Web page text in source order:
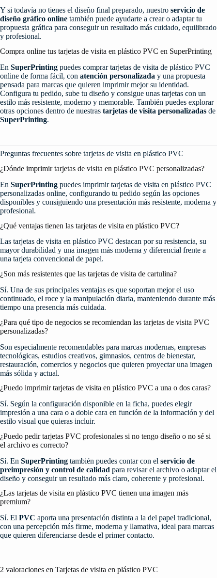
Y si todavía no tienes el diseño final preparado, nuestro servicio de
diseño gráfico online también puede ayudarte a crear o adaptar tu
propuesta gráfica para conseguir un resultado más cuidado, equilibrado
y profesional.
Compra online tus tarjetas de visita en plástico PVC en SuperPrinting
En SuperPrinting puedes comprar tarjetas de visita de plástico PVC
online de forma fácil, con atención personalizada y una propuesta
pensada para marcas que quieren imprimir mejor su identidad.
Configura tu pedido, sube tu diseño y consigue unas tarjetas con un
estilo más resistente, moderno y memorable. También puedes explorar
otras opciones dentro de nuestras tarjetas de visita personalizadas de
SuperPrinting.
Preguntas frecuentes sobre tarjetas de visita en plástico PVC
¿Dónde imprimir tarjetas de visita en plástico PVC personalizadas?
En SuperPrinting puedes imprimir tarjetas de visita en plástico PVC
personalizadas online, configurando tu pedido según las opciones
disponibles y consiguiendo una presentación más resistente, moderna y
profesional.
¿Qué ventajas tienen las tarjetas de visita en plástico PVC?
Las tarjetas de visita en plástico PVC destacan por su resistencia, su
mayor durabilidad y una imagen más moderna y diferencial frente a
una tarjeta convencional de papel.
¿Son más resistentes que las tarjetas de visita de cartulina?
Sí. Una de sus principales ventajas es que soportan mejor el uso
continuado, el roce y la manipulación diaria, manteniendo durante más
tiempo una presencia más cuidada.
¿Para qué tipo de negocios se recomiendan las tarjetas de visita PVC
personalizadas?
Son especialmente recomendables para marcas modernas, empresas
tecnológicas, estudios creativos, gimnasios, centros de bienestar,
restauración, comercios y negocios que quieren proyectar una imagen
más sólida y actual.
¿Puedo imprimir tarjetas de visita en plástico PVC a una o dos caras?
Sí. Según la configuración disponible en la ficha, puedes elegir
impresión a una cara o a doble cara en función de la información y del
estilo visual que quieras incluir.
¿Puedo pedir tarjetas PVC profesionales si no tengo diseño o no sé si
el archivo es correcto?
Sí. En SuperPrinting también puedes contar con el servicio de
preimpresión y control de calidad para revisar el archivo o adaptar el
diseño y conseguir un resultado más claro, coherente y profesional.
¿Las tarjetas de visita en plástico PVC tienen una imagen más
premium?
Sí. El PVC aporta una presentación distinta a la del papel tradicional,
con una percepción más firme, moderna y llamativa, ideal para marcas
que quieren diferenciarse desde el primer contacto.
2 valoraciones en Tarjetas de visita en plástico PVC